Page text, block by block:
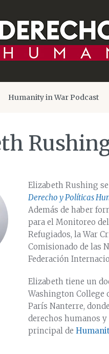
Humanity in War Podcast
Elizabeth Rushing
Derecho y Políticas
Además de haber
para el Monitoreo
Refugiados, la War
Comisionado de las
Federación
Elizabeth tiene un
Washington College
París Nanterre,
derechos humanos
principal de